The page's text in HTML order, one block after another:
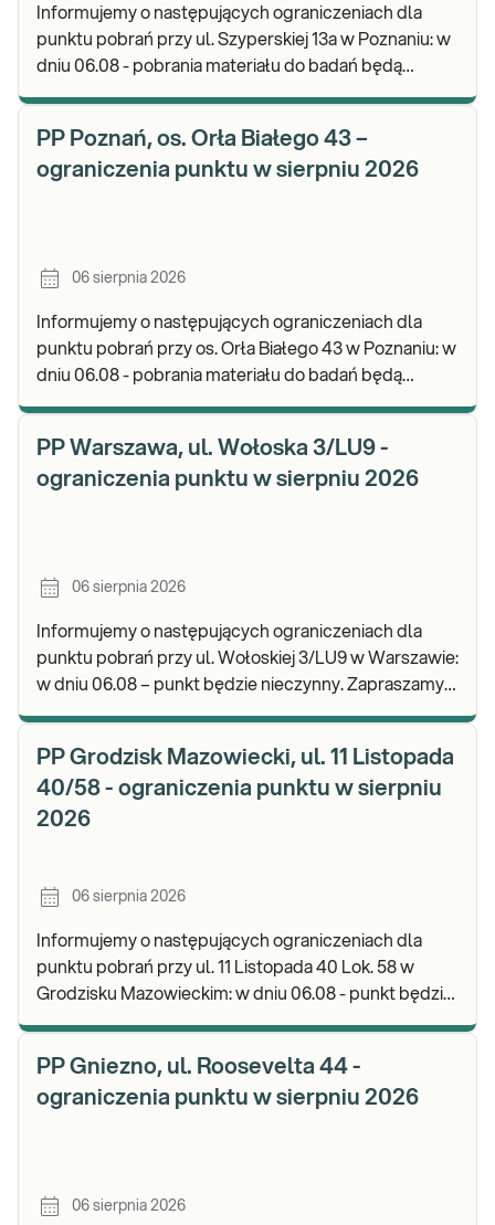
Informujemy o następujących ograniczeniach dla
punktu pobrań przy ul. Szyperskiej 13a w Poznaniu: w
dniu 06.08 - pobrania materiału do badań będą
PP Poznań, os. Orła Białego 43 –
ograniczenia punktu w sierpniu 2026
06 sierpnia 2026
Informujemy o następujących ograniczeniach dla
punktu pobrań przy os. Orła Białego 43 w Poznaniu: w
dniu 06.08 - pobrania materiału do badań będą
PP Warszawa, ul. Wołoska 3/LU9 -
ograniczenia punktu w sierpniu 2026
06 sierpnia 2026
Informujemy o następujących ograniczeniach dla
punktu pobrań przy ul. Wołoskiej 3/LU9 w Warszawie:
w dniu 06.08 – punkt będzie nieczynny. Zapraszamy
PP Grodzisk Mazowiecki, ul. 11 Listopada
40/58 - ograniczenia punktu w sierpniu
2026
06 sierpnia 2026
Informujemy o następujących ograniczeniach dla
punktu pobrań przy ul. 11 Listopada 40 Lok. 58 w
Grodzisku Mazowieckim: w dniu 06.08 - punkt będzie
PP Gniezno, ul. Roosevelta 44 -
ograniczenia punktu w sierpniu 2026
06 sierpnia 2026